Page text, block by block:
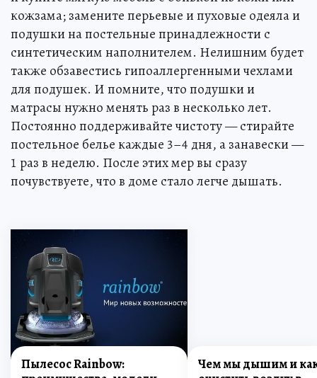
кожзама; замените перьевые и пуховые одеяла и
подушки на постельные принадлежности с
синтетическим наполнителем. Нелишним будет
также обзавестись гипоаллергенными чехлами
для подушек. И помните, что подушки и
матрасы нужно менять раз в несколько лет.
Постоянно поддерживайте чистоту — стирайте
постельное белье каждые 3–4 дня, а занавески —
1 раз в неделю. После этих мер вы сразу
почувствуете, что в доме стало легче дышать.
Пылесос Rainbow:
Чем мы дышим и